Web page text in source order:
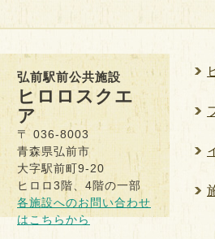
弘前駅前公共施設
ヒロロスクエ
ア
〒 036-8003
青森県弘前市
大字駅前町9-20
ヒロロ3階、4階の一部
各施設へのお問い合わせ
はこちらから